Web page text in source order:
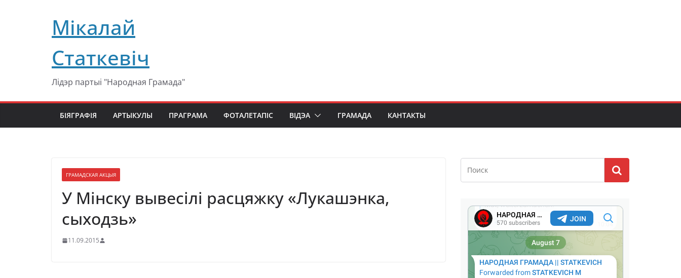
содержимомуМікалай
Статкевіч
Лідэр партыі "Народная Грамада"
БІЯГРАФІЯ АРТЫКУЛЫ ПРАГРАМА ФОТАЛЕТАПІС ВІДЭА ГРАМАДА КАНТАКТЫ
ГРАМАДСКАЯ АКЦЫЯ
У Мінску вывесілі расцяжку «Лукашэнка,
сыходзь»
11.09.2015